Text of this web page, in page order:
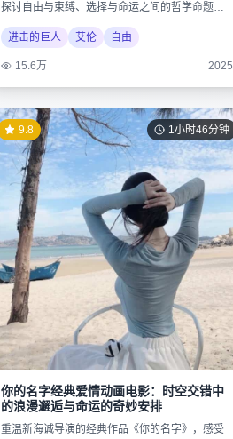
探讨自由与束缚、选择与命运之间的哲学命题，
揭示作品的深层内涵。
进击的巨人
艾伦 自由
15.6万 2025
1小时46分钟
9.8
你的名字经典爱情动画电影：时空交错中
的浪漫邂逅与命运的奇妙安排
重温新海诚导演的经典作品《你的名字》，感受